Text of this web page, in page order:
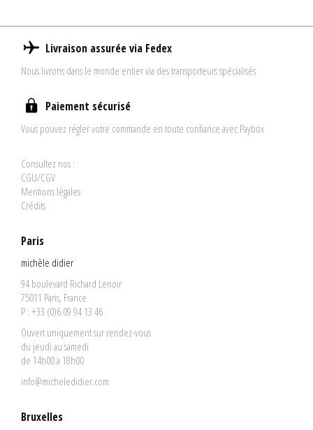
Livraison assurée via Fedex
Nous livrons dans le monde entier via des transporteurs spécialisés
Paiement sécurisé
Vous pouvez régler votre commande en toute confiance avec Paybox
Consultez nos :
CGU/CGV
Mentions légales
Crédits
Paris
michèle didier
94 boulevard Richard Lenoir
75011 Paris, France
P : +33 (0)6 09 94 13 46
Ouvert uniquement sur rendez-vous
du jeudi au samedi
de 14h00 à 18h00
info@micheledidier.com
Bruxelles